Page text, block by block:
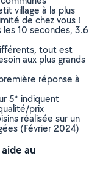
village à la plus
de chez vous !
10 secondes, 3.6
tout est
aux plus grands
réponse à
5* indiquent
prix
réalisée sur un
(Février 2024)
au